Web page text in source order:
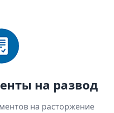
на развод
на расторжение